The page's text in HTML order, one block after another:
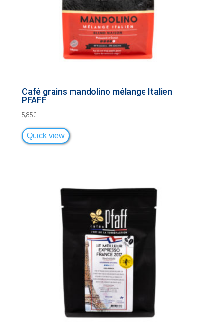
Café grains mandolino mélange Italien
PFAFF
5,85€
Quick view